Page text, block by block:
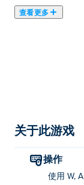
查看更多
关于此游戏
操作
使用 W,